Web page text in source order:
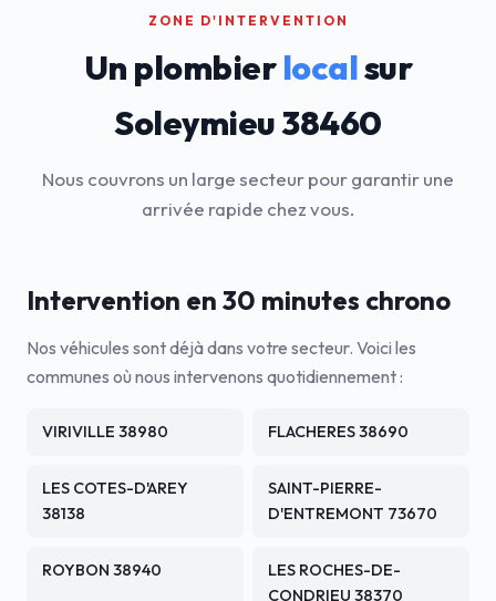
ZONE D'INTERVENTION
Un plombierlocalsur
Soleymieu 38460
Nous couvrons un large secteur pour garantir une
arrivée rapide chez vous.
Intervention en 30 minutes chrono
Nos véhicules sont déjà dans votre secteur. Voici les
communes où nous intervenons quotidiennement :
VIRIVILLE 38980 FLACHERES 38690
LES COTES-D'AREY
38138
SAINT-PIERRE-
D'ENTREMONT 73670
ROYBON 38940
LES ROCHES-DE-
CONDRIEU 38370